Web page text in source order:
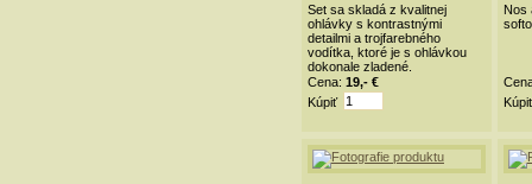
Set sa skladá z kvalitnej
ohlávky s kontrastnými
detailmi a trojfarebného
vodítka, ktoré je s ohlávkou
dokonale zladené.
Cena: 19,- €
Kúpiť
Nos
Kúpiť